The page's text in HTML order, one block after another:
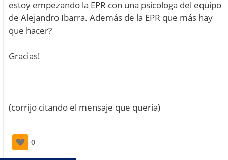
estoy empezando la EPR con una psicologa del equipo
de Alejandro Ibarra. Además de la EPR que más hay
que hacer?
Gracias!
(corrijo citando el mensaje que quería)
0